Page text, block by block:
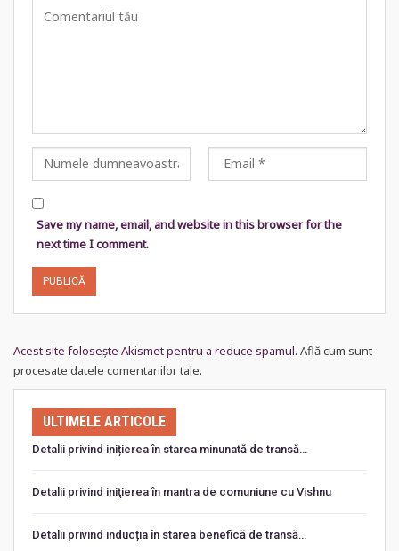
Save my name, email, and website in this browser for the
next time I comment.
Acest site folosește Akismet pentru a reduce spamul. Află cum sunt
procesate datele comentariilor tale.
ULTIMELE ARTICOLE
Detalii privind inițierea în starea minunată de transă…
Detalii privind iniţierea în mantra de comuniune cu Vishnu
Detalii privind inducția în starea benefică de transă…